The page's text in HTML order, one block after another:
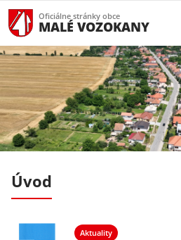
Oficiálne stránky obce
MALÉ VOZOKANY
Úvod
Aktuality